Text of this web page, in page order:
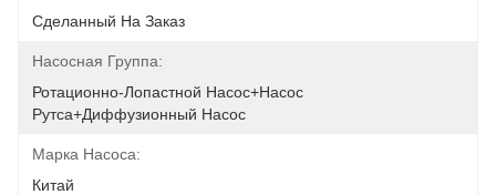
Сделанный На Заказ
Насосная Группа:
Ротационно-Лопастной Насос+Насос
Рутса+Диффузионный Насос
Марка Насоса:
Китай